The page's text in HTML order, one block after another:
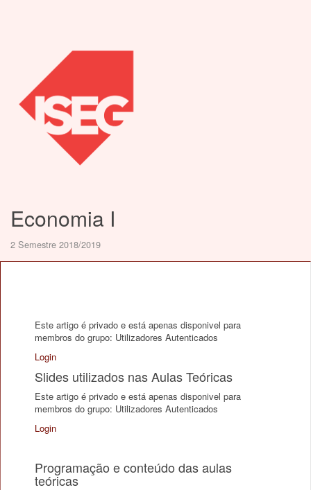
Economia I
2 Semestre 2018/2019
Este artigo é privado e está apenas disponivel para
membros do grupo: Utilizadores Autenticados
Login
Slides utilizados nas Aulas Teóricas
Este artigo é privado e está apenas disponivel para
membros do grupo: Utilizadores Autenticados
Login
Programação e conteúdo das aulas
teóricas